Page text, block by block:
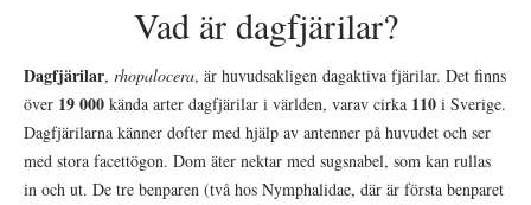
Vad är dagfjärilar?
Dagfjärilar, rhopalocera, är huvudsakligen dagaktiva fjärilar. Det finns
över 19 000 kända arter dagfjärilar i världen, varav cirka 110 i Sverige.
Dagfjärilarna känner dofter med hjälp av antenner på huvudet och ser
med stora facettögon. Dom äter nektar med sugsnabel, som kan rullas
in och ut. De tre benparen (två hos Nymphalidae, där är första benparet